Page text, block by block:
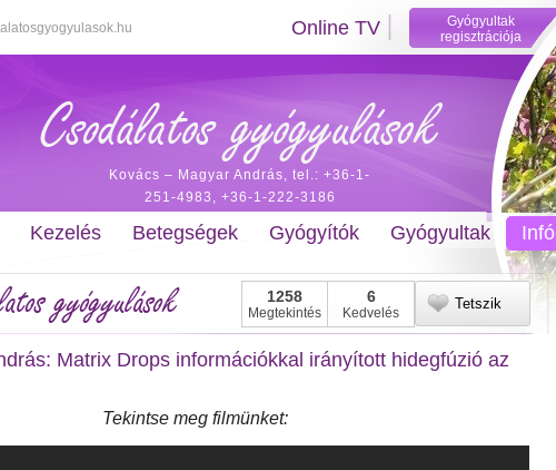
Online TV
Gyógyultak
regisztrációja
Kovács – Magyar András, tel.: +36-1-
251-4983, +36-1-222-3186
Kezelés Betegségek Gyógyítók Gyógyultak Infó
gyógyulások
Matrix Drops információkkal irányított hidegfúzió az
1258
Megtekintés
6
Kedvelés
Tetszik
Tekintse meg filmünket: